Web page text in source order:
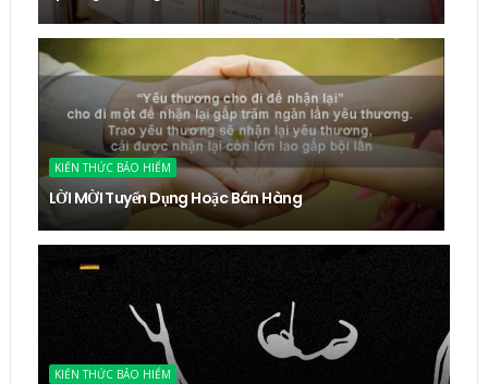
KIẾN THỨC BẢO HIỂM
LỜI MỜI Tuyển Dụng Hoặc Bán Hàng
KIẾN THỨC BẢO HIỂM